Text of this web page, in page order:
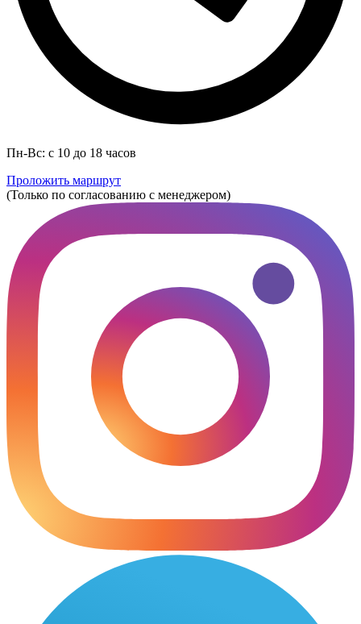
Пн-Вс: с 10 до 18 часов
Проложить маршрут
(Только по согласованию с менеджером)